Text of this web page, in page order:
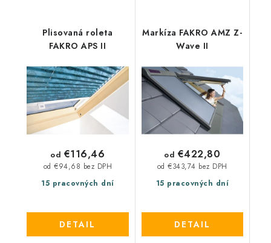
Plisovaná roleta
FAKRO APS II
15 pracovných dní
od €94,68 bez DPH
od €116,46
DETAIL
Markíza FAKRO AMZ Z-
Wave II
15 pracovných dní
od €343,74 bez DPH
od €422,80
DETAIL